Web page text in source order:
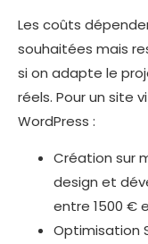
Les coûts
souhaitées mais
si on adapte le
réels. Pour un site
WordPress :
Création sur
design et
entre 1500 €
Optimisation